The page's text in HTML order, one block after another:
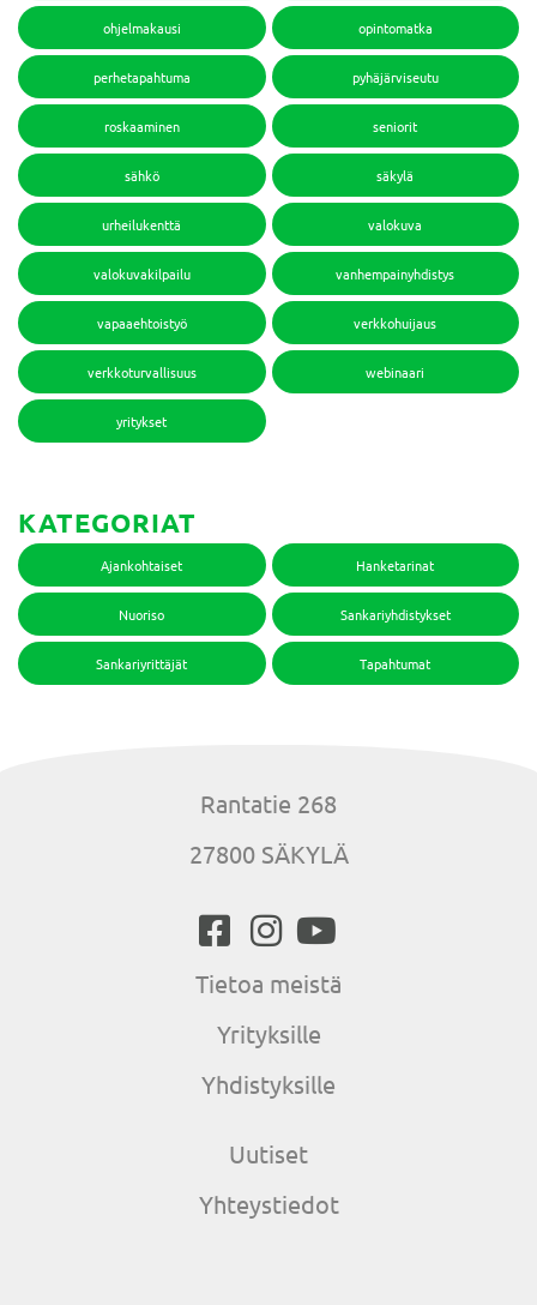
ohjelmakausi opintomatka
perhetapahtuma pyhäjärviseutu
roskaaminen seniorit
sähkö säkylä
urheilukenttä valokuva
valokuvakilpailu vanhempainyhdistys
vapaaehtoistyö verkkohuijaus
verkkoturvallisuus webinaari
yritykset
KATEGORIAT
Ajankohtaiset Hanketarinat
Nuoriso Sankariyhdistykset
Sankariyrittäjät Tapahtumat
Rantatie 268
27800 SÄKYLÄ
Tietoa meistä
Yrityksille
Yhdistyksille
Uutiset
Yhteystiedot